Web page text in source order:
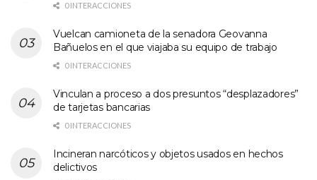
0 INTERACCIONES
Vuelcan camioneta de la senadora Geovanna
Bañuelos en el que viajaba su equipo de trabajo
0 INTERACCIONES
Vinculan a proceso a dos presuntos “desplazadores”
de tarjetas bancarias
0 INTERACCIONES
Incineran narcóticos y objetos usados en hechos
delictivos